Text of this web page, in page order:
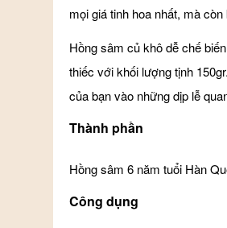
mọi giá tinh hoa nhất, mà
Hồng sâm củ khô dễ chế
thiếc với khối lượng tịnh
của bạn vào những dịp lễ
Thành phần
Hồng sâm 6 năm tuổi Hàn
Công dụng